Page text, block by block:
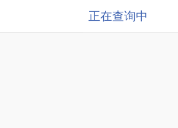
正在查询中